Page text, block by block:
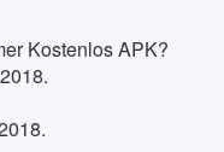
Kostenlos APK?